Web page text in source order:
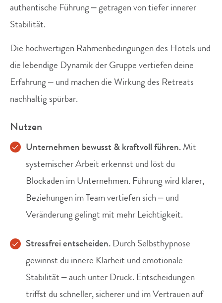
authentische Führung – getragen von tiefer innerer
Stabilität.
Die hochwertigen Rahmenbedingungen des Hotels und
die lebendige Dynamik der Gruppe vertiefen deine
Erfahrung – und machen die Wirkung des Retreats
nachhaltig spürbar.
Nutzen
Unternehmen bewusst & kraftvoll führen.Mit
systemischer Arbeit erkennst und löst du
Blockaden im Unternehmen. Führung wird klarer,
Beziehungen im Team vertiefen sich – und
Veränderung gelingt mit mehr Leichtigkeit.
Stressfrei entscheiden. Durch Selbsthypnose
gewinnst du innere Klarheit und emotionale
Stabilität – auch unter Druck. Entscheidungen
triffst du schneller, sicherer und im Vertrauen auf